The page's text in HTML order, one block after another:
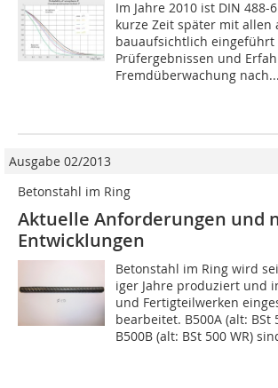
Im Jahre 2010 ist DIN
kurze Zeit später mit allen
bauaufsichtlich eingeführt
Prüfergebnissen und
Fremdüberwachung nach...
Ausgabe 02/2013
Betonstahl im Ring
Aktuelle Anforderungen und
Entwicklungen
Betonstahl im Ring wird
iger Jahre produziert und
und Fertigteilwerken
bearbeitet. B500A (alt: BSt
B500B (alt: BSt 500 WR)